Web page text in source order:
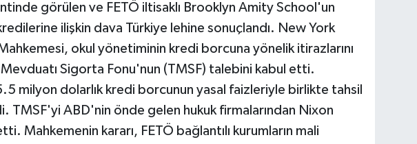
görülen ve FETÖ iltisaklı Brooklyn Amity School'un
ilişkin dava Türkiye lehine sonuçlandı. New York
okul yönetiminin kredi borcuna yönelik itirazlarını
Sigorta Fonu'nun (TMSF) talebini kabul etti.
milyon dolarlık kredi borcunun yasal faizleriyle birlikte tahsil
TMSF'yi ABD'nin önde gelen hukuk firmalarından Nixon
Mahkemenin kararı, FETÖ bağlantılı kurumların mali